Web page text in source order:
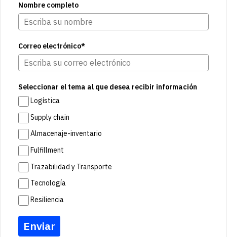
Nombre completo
Correo electrónico*
Seleccionar el tema al que desea recibir información
Logística
Supply chain
Almacenaje-inventario
Fulfillment
Trazabilidad y Transporte
Tecnología
Resiliencia
Enviar